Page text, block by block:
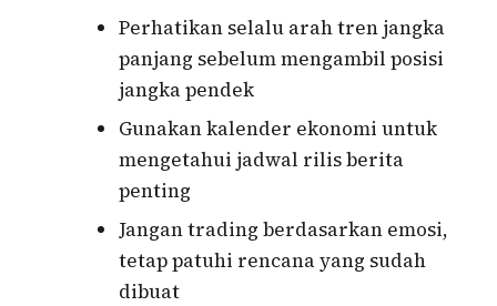
Perhatikan selalu arah tren jangka
panjang sebelum mengambil posisi
jangka pendek
Gunakan kalender ekonomi untuk
mengetahui jadwal rilis berita
penting
Jangan trading berdasarkan emosi,
tetap patuhi rencana yang sudah
dibuat